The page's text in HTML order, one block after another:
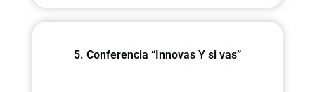
5. Conferencia “Innovas Y si vas”